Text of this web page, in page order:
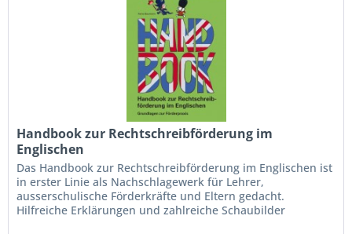
Handbook zur Rechtschreibförderung im
Englischen
Das Handbook zur Rechtschreibförderung im Englischen ist
in erster Linie als Nachschlagewerk für Lehrer,
ausserschulische Förderkräfte und Eltern gedacht.
Hilfreiche Erklärungen und zahlreiche Schaubilder